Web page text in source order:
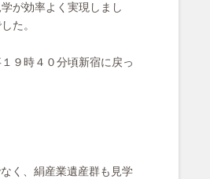
が効率よく実現しまし
た。
９時４０分頃新宿に戻っ
く、絹産業遺産群も⾒学